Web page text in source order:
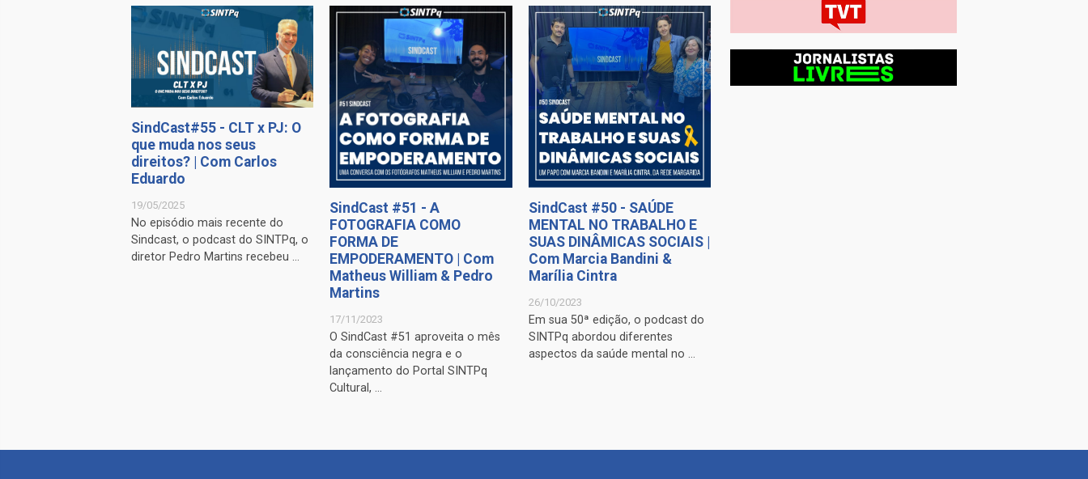
SindCast#55 - CLT x PJ: O
que muda nos seus
direitos? | Com Carlos
Eduardo
19/05/2025
No episódio mais recente do
Sindcast, o podcast do SINTPq, o
diretor Pedro Martins recebeu ...
SindCast #51 - A
FOTOGRAFIA COMO
FORMA DE
EMPODERAMENTO | Com
Matheus William & Pedro
Martins
17/11/2023
O SindCast #51 aproveita o mês
da consciência negra e o
lançamento do Portal SINTPq
Cultural, ...
SindCast #50 - SAÚDE
MENTAL NO TRABALHO E
SUAS DINÂMICAS SOCIAIS |
Com Marcia Bandini &
Marília Cintra
26/10/2023
Em sua 50ª edição, o podcast do
SINTPq abordou diferentes
aspectos da saúde mental no ...